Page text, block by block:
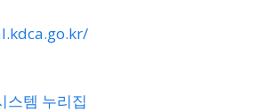
스템 누리집